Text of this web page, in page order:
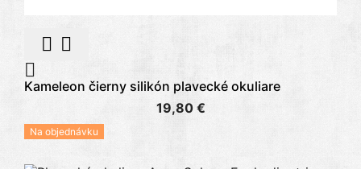
 

Kameleon čierny silikón plavecké okuliare
19,80 €
Na objednávku